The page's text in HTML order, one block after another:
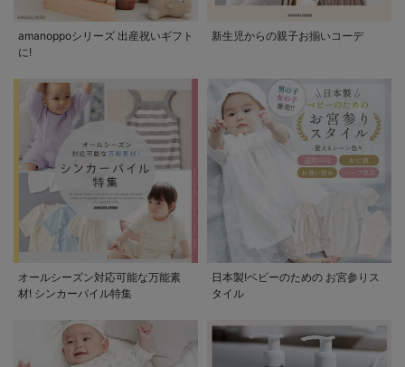
amanoppoシリーズ 出産祝いギフト
に!
新生児からの親子お揃いコーデ
オールシーズン対応可能な万能素
材! シンカーパイル特集
日本製!ベビーのための お宮参りス
タイル